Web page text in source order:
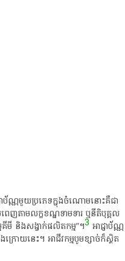
ញាប័ណ្ណមួយប្រភេទក្នុងចំណោមនោះគឺជា
េញតាមលក្ខខណ្ឌទាមទារ ឬ​នីតិបុគ្គល​
មី និងសង្វាក់ផលិតកម្ម”។3 អាជ្ញាប័ណ្ណ
ក្រោយ​នេះ​។ អាជីវកម្ម​បូម​ខ្សាច់ក៏ស្ថិត​